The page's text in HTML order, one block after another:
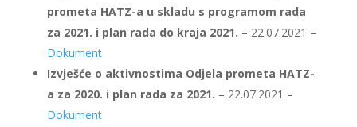
prometa HATZ-a u skladu s programom rada
za 2021. i plan rada do kraja 2021. – 22.07.2021 –
Dokument
Izvješće o aktivnostima Odjela prometa HATZ-
a za 2020. i plan rada za 2021. – 22.07.2021 –
Dokument